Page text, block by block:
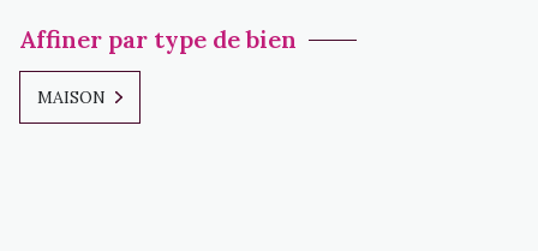
Affiner par type de bien
MAISON